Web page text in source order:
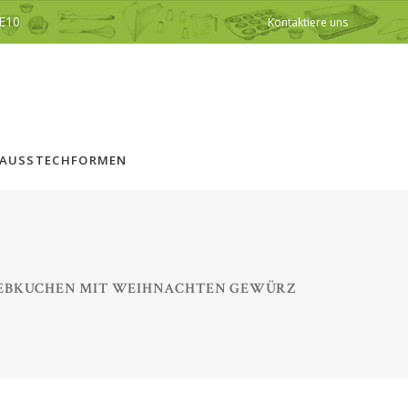
Kontaktiere uns
MIT WEIHNACHTEN GEWÜRZ